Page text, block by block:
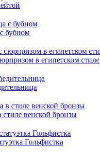
бубном
в египетском стиле
венской бронзы
Гольфистка